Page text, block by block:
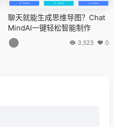
聊天就能生成思维导图？Chat
MindAI一键轻松智能制作
3,523 0